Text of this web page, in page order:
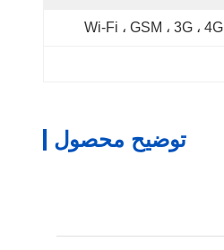
Wi-Fi ، GSM ، 3G ، 4G
توضیح محصول